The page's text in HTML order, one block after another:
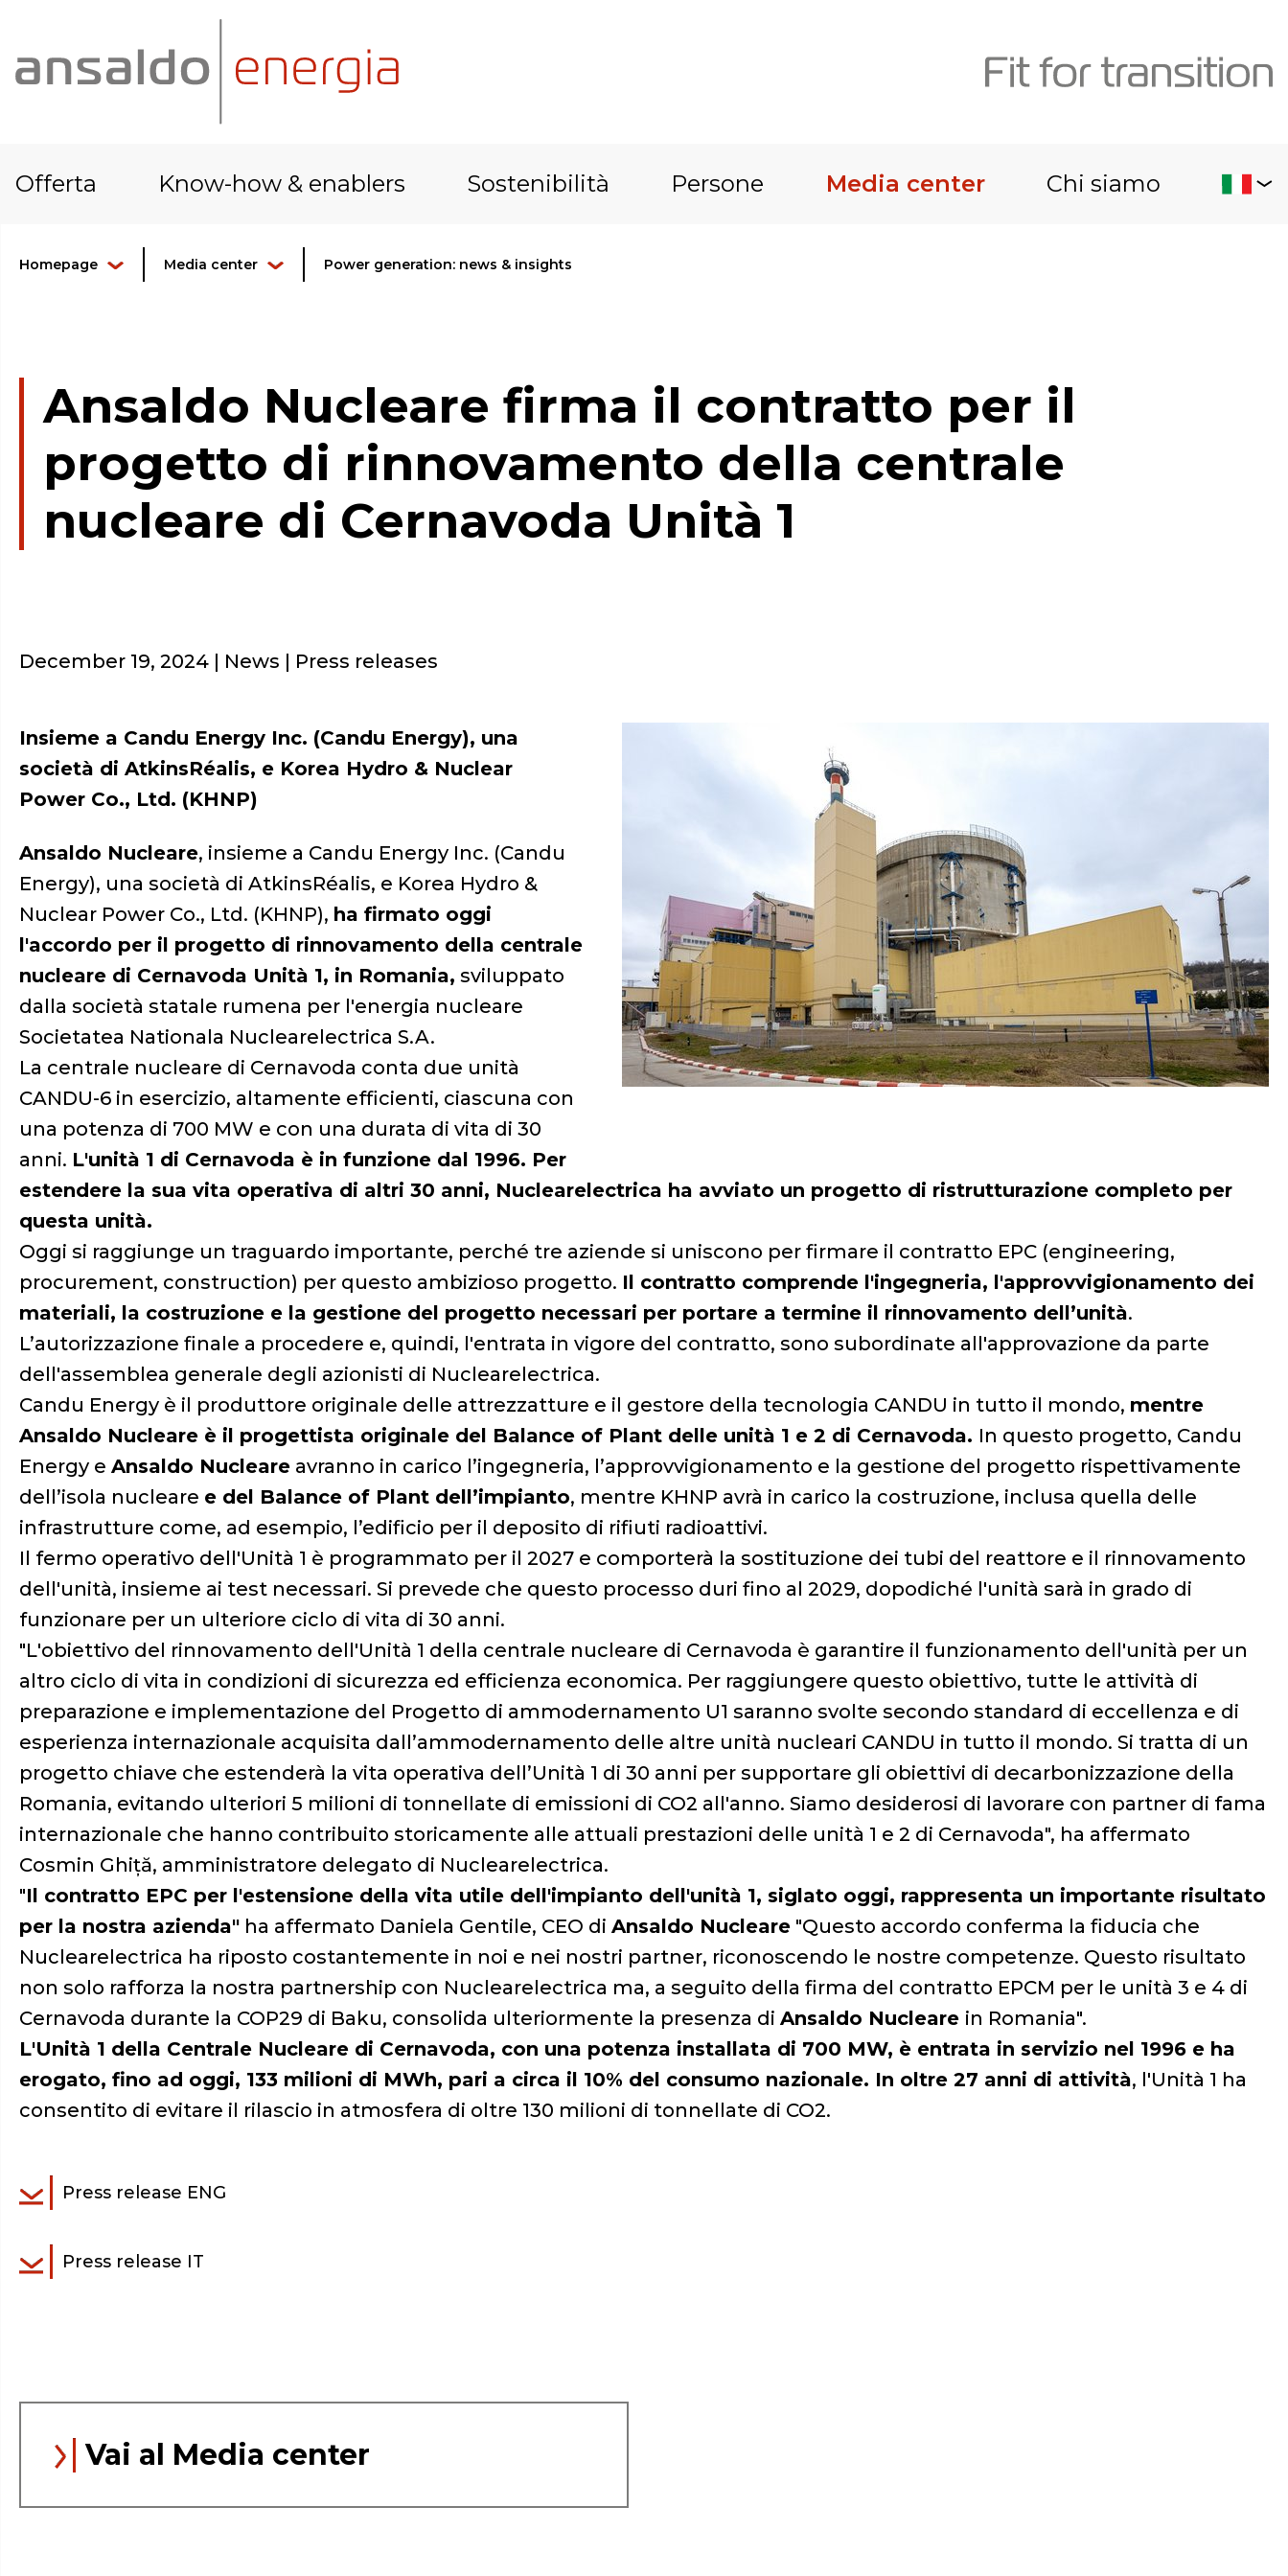
Offerta Know-how & enablers Sostenibilità Persone Media center Chi siamo
Homepage Media center Power generation: news & insights
Ansaldo Nucleare firma il contratto per il
progetto di rinnovamento della centrale
nucleare di Cernavoda Unità 1
December 19, 2024 | News | Press releases
Insieme a Candu Energy Inc. (Candu Energy), una
società di AtkinsRéalis, e Korea Hydro & Nuclear
Power Co., Ltd. (KHNP)
Ansaldo Nucleare, insieme a Candu Energy Inc. (Candu
Energy), una società di AtkinsRéalis, e Korea Hydro &
Nuclear Power Co., Ltd. (KHNP), ha firmato oggi
l'accordo per il progetto di rinnovamento della centrale
nucleare di Cernavoda Unità 1, in Romania, sviluppato
dalla società statale rumena per l'energia nucleare
Societatea Nationala Nuclearelectrica S.A.
La centrale nucleare di Cernavoda conta due unità
CANDU-6 in esercizio, altamente efficienti, ciascuna con
una potenza di 700 MW e con una durata di vita di 30
anni. L'unità 1 di Cernavoda è in funzione dal 1996. Per
estendere la sua vita operativa di altri 30 anni, Nuclearelectrica ha avviato un progetto di ristrutturazione completo per
questa unità.
Oggi si raggiunge un traguardo importante, perché tre aziende si uniscono per firmare il contratto EPC (engineering,
procurement, construction) per questo ambizioso progetto. Il contratto comprende l'ingegneria, l'approvvigionamento dei
materiali, la costruzione e la gestione del progetto necessari per portare a termine il rinnovamento dell’unità.
L’autorizzazione finale a procedere e, quindi, l'entrata in vigore del contratto, sono subordinate all'approvazione da parte
dell'assemblea generale degli azionisti di Nuclearelectrica.
Candu Energy è il produttore originale delle attrezzatture e il gestore della tecnologia CANDU in tutto il mondo, mentre
Ansaldo Nucleare è il progettista originale del Balance of Plant delle unità 1 e 2 di Cernavoda. In questo progetto, Candu
Energy e Ansaldo Nucleare avranno in carico l’ingegneria, l’approvvigionamento e la gestione del progetto rispettivamente
dell’isola nucleare e del Balance of Plant dell’impianto, mentre KHNP avrà in carico la costruzione, inclusa quella delle
infrastrutture come, ad esempio, l’edificio per il deposito di rifiuti radioattivi.
Il fermo operativo dell'Unità 1 è programmato per il 2027 e comporterà la sostituzione dei tubi del reattore e il rinnovamento
dell'unità, insieme ai test necessari. Si prevede che questo processo duri fino al 2029, dopodiché l'unità sarà in grado di
funzionare per un ulteriore ciclo di vita di 30 anni.
"L'obiettivo del rinnovamento dell'Unità 1 della centrale nucleare di Cernavoda è garantire il funzionamento dell'unità per un
altro ciclo di vita in condizioni di sicurezza ed efficienza economica. Per raggiungere questo obiettivo, tutte le attività di
preparazione e implementazione del Progetto di ammodernamento U1 saranno svolte secondo standard di eccellenza e di
esperienza internazionale acquisita dall’ammodernamento delle altre unità nucleari CANDU in tutto il mondo. Si tratta di un
progetto chiave che estenderà la vita operativa dell’Unità 1 di 30 anni per supportare gli obiettivi di decarbonizzazione della
Romania, evitando ulteriori 5 milioni di tonnellate di emissioni di CO2 all'anno. Siamo desiderosi di lavorare con partner di fama
internazionale che hanno contribuito storicamente alle attuali prestazioni delle unità 1 e 2 di Cernavoda", ha affermato
Cosmin Ghiță, amministratore delegato di Nuclearelectrica.
"Il contratto EPC per l'estensione della vita utile dell'impianto dell'unità 1, siglato oggi, rappresenta un importante risultato
per la nostra azienda" ha affermato Daniela Gentile, CEO di Ansaldo Nucleare "Questo accordo conferma la fiducia che
Nuclearelectrica ha riposto costantemente in noi e nei nostri partner, riconoscendo le nostre competenze. Questo risultato
non solo rafforza la nostra partnership con Nuclearelectrica ma, a seguito della firma del contratto EPCM per le unità 3 e 4 di
Cernavoda durante la COP29 di Baku, consolida ulteriormente la presenza di Ansaldo Nucleare in Romania".
L'Unità 1 della Centrale Nucleare di Cernavoda, con una potenza installata di 700 MW, è entrata in servizio nel 1996 e ha
erogato, fino ad oggi, 133 milioni di MWh, pari a circa il 10% del consumo nazionale. In oltre 27 anni di attività, l'Unità 1 ha
consentito di evitare il rilascio in atmosfera di oltre 130 milioni di tonnellate di CO2.
Press release ENG
Press release IT
Vai al Media center